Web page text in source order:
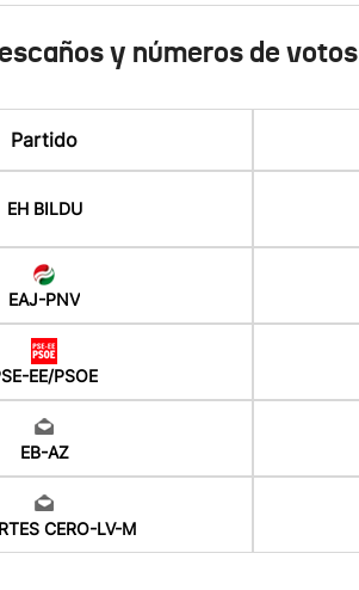
y números de votos
Partido
EH BILDU
EAJ-PNV
EE/PSOE
EB-AZ
CERO-LV-M